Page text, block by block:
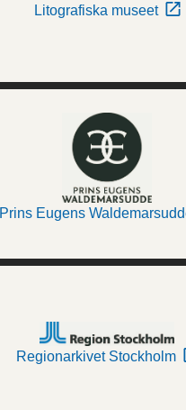
Litografiska museet
Prins Eugens
Regionarkivet Stockholm